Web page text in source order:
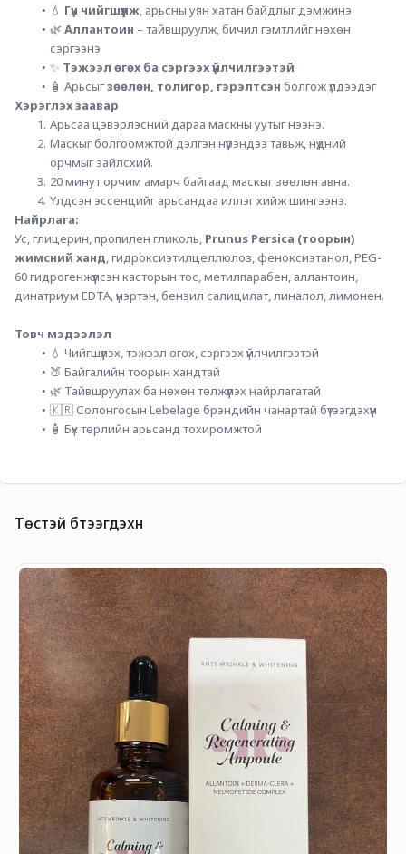
💧 Гүн чийгшүүлж, арьсны уян хатан байдлыг дэмжинэ
🌿 Аллантоин – тайвшруулж, бичил гэмтлийг нөхөн
сэргээнэ
✨ Тэжээл өгөх ба сэргээх үйлчилгээтэй
🧴 Арьсыг зөөлөн, толигор, гэрэлтсэн болгож үлдээдэг
Хэрэглэх заавар
Арьсаа цэвэрлэсний дараа маскны уутыг нээнэ.
Маскыг болгоомжтой дэлгэн нүүрэндээ тавьж, нүдний
орчмыг зайлсхий.
20 минут орчим амарч байгаад маскыг зөөлөн авна.
Үлдсэн эссенцийг арьсандаа иллэг хийж шингээнэ.
Найрлага:
Ус, глицерин, пропилен гликоль, Prunus Persica (тоорын)
жимсний ханд, гидроксиэтилцеллюлоз, феноксиэтанол, PEG-
60 гидрогенжүүлсэн касторын тос, метилпарабен, аллантоин,
динатриум EDTA, үнэртэн, бензил салицилат, линалол, лимонен.
Товч мэдээлэл
💧 Чийгшүүлэх, тэжээл өгөх, сэргээх үйлчилгээтэй
🍑 Байгалийн тоорын хандтай
🌿 Тайвшруулах ба нөхөн төлжүүлэх найрлагатай
🇰🇷 Солонгосын Lebelage брэндийн чанартай бүтээгдэхүүн
🧴 Бүх төрлийн арьсанд тохиромжтой
Төстэй бүтээгдэхүүн